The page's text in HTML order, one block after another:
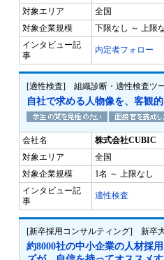
対象エリア
全国
対象企業規模
下限なし ～ 上限
インタビュー記
事
内定者フォロー
[適性検査] 組織診断・適性検査ツ
自社で求める人物像を、客観
会社名
株式会社CUBIC
対象エリア
全国
対象企業規模
1名 ～ 上限なし
インタビュー記
事
適性検査
[新卒採用コンサルティング] 新卒
約8000社の中小企業の人材採